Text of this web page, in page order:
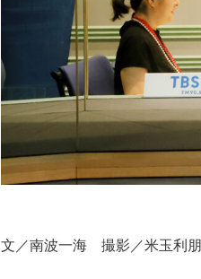
文／南波一海 撮影／米玉利